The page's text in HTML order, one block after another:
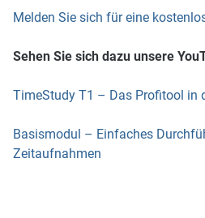
Melden Sie sich für eine
Sehen Sie sich dazu unsere
TimeStudy T1 – Das Profitool in
Basismodul – Einfaches
Zeitaufnahmen